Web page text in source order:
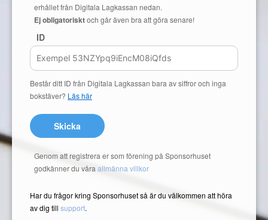
erhållet från Digitala Lagkassan nedan.
Ej obligatorisktoch går även bra att göra senare!
ID
Består ditt ID från Digitala Lagkassan bara av siffror och inga
bokstäver? Läs här
Skicka
Genom att registrera er som förening på Sponsorhuset
godkänner du våra allmänna villkor
Har du frågor kring Sponsorhuset så är du välkommen att höra
av dig till support.